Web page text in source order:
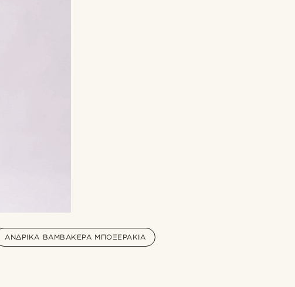
ΑΝΔΡΙΚΆ ΒΑΜΒΑΚΕΡΆ ΜΠΟΞΕΡΆΚΙΑ